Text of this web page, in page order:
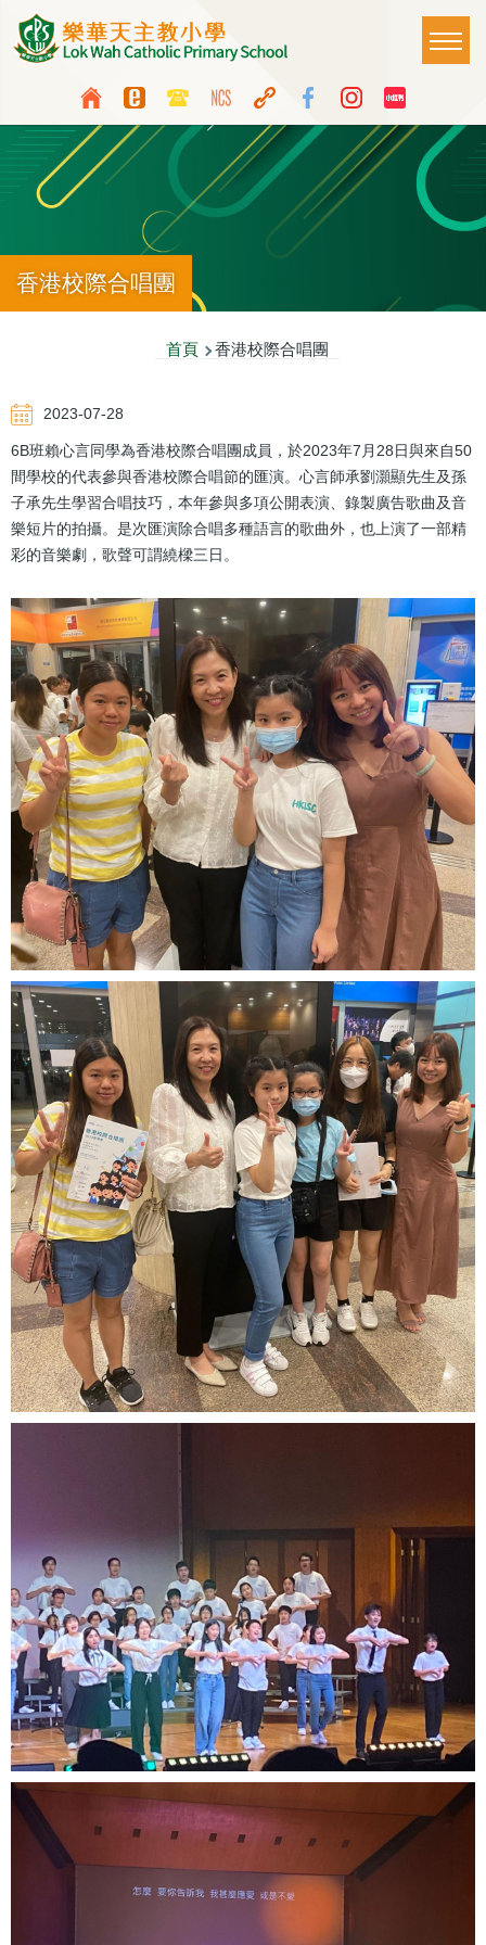
移至主內容
Top
Media
Icon
Button
Language
switcher
Main
香港校際合唱團
連
結
首頁 香港校際合唱團
2023-07-28
6B班賴心言同學為香港校際合唱團成員，於2023年7月28日與來自50
間學校的代表參與香港校際合唱節的匯演。心言師承劉灝顯先生及孫
子承先生學習合唱技巧，本年參與多項公開表演、錄製廣告歌曲及音
樂短片的拍攝。是次匯演除合唱多種語言的歌曲外，也上演了一部精
彩的音樂劇，歌聲可謂繞樑三日。